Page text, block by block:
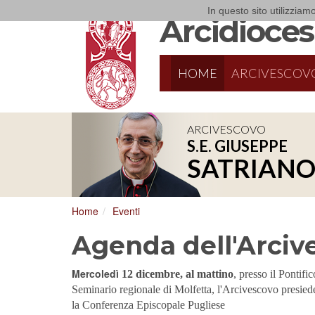
In questo sito
HOME
ARCIVESCOVO
S.E. GIUSEPPE
SATRIANO
8/17/2026
Conversano
Conferenza Episcopale Pugliese
Home Eventi
Agenda
Mercoledì 12 dicembre, al mattino, presso il
Seminario regionale di Molfetta, l'Arcivescovo
la Conferenza Episcopale Pugliese